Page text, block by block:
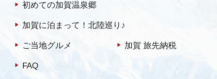
初めての加賀温泉郷
加賀に泊まって！北陸巡り♪
ご当地グルメ 加賀 旅先納税
FAQ